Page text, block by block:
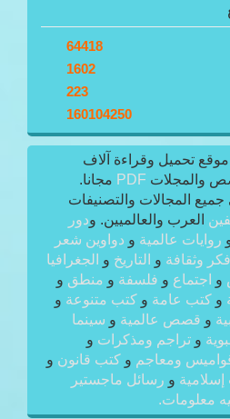
64418
1602
223
160104250
تحميل وقراءة آلاف
والمجلات PDF مجانا.
المجالات والتصنيفات
العرب والعالميين. ودور
روايات عالمية و دواوين شعر
فكر وثقافة و التاريخ و الجغرافيا
و اجتماع و فلسفة و منطق و
و كتب عامة و كتب متنوعة و
و قصص عالمية و سينما
و تراجم ومذكرات و
ومعاجم و كتب قانون و
و رسائل ماجستير
معلومات.